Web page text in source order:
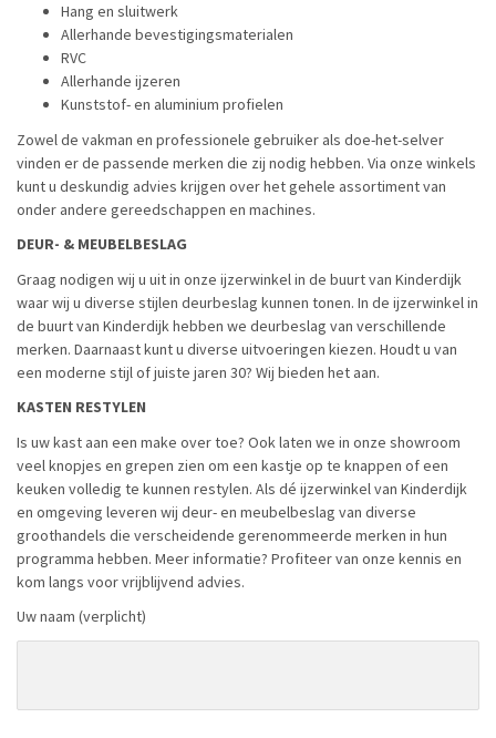
Hang en sluitwerk
Allerhande bevestigingsmaterialen
RVC
Allerhande ijzeren
Kunststof- en aluminium profielen
Zowel de vakman en professionele gebruiker als doe-het-selver
vinden er de passende merken die zij nodig hebben. Via onze winkels
kunt u deskundig advies krijgen over het gehele assortiment van
onder andere gereedschappen en machines.
DEUR- & MEUBELBESLAG
Graag nodigen wij u uit in onze ijzerwinkel in de buurt van Kinderdijk
waar wij u diverse stijlen deurbeslag kunnen tonen. In de ijzerwinkel in
de buurt van Kinderdijk hebben we deurbeslag van verschillende
merken. Daarnaast kunt u diverse uitvoeringen kiezen. Houdt u van
een moderne stijl of juiste jaren 30? Wij bieden het aan.
KASTEN RESTYLEN
Is uw kast aan een make over toe? Ook laten we in onze showroom
veel knopjes en grepen zien om een kastje op te knappen of een
keuken volledig te kunnen restylen. Als dé ijzerwinkel van Kinderdijk
en omgeving leveren wij deur- en meubelbeslag van diverse
groothandels die verscheidende gerenommeerde merken in hun
programma hebben. Meer informatie? Profiteer van onze kennis en
kom langs voor vrijblijvend advies.
Uw naam (verplicht)